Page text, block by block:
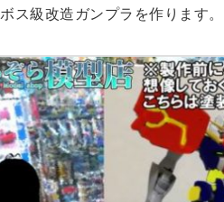
ボス級改造ガンプラを作ります。